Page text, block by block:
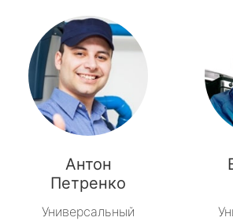
Антон
Петренко
Универсальный